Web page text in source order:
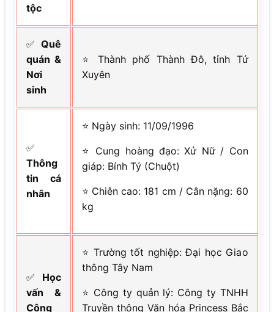
tộc
✅ Quê
quán &
Nơi
sinh
⭐ Thành phố Thành Đô, tỉnh Tứ
Xuyên
✅
Thông
tin cá
nhân
⭐ Ngày sinh: 11/09/1996
⭐ Cung hoàng đạo: Xử Nữ / Con
giáp: Bính Tý (Chuột)
⭐ Chiên cao: 181 cm / Cân nặng: 60
kg
✅ Học
vấn &
Công
⭐ Trường tốt nghiệp: Đại học Giao
thông Tây Nam
⭐ Công ty quản lý: Công ty TNHH
Truyền thông Văn hóa Princess Bắc